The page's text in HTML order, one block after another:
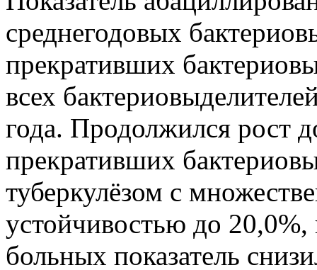
среднегодовых
прекративших
всех
года. Продолжился рост
прекративших
туберкулёзом с
устойчивостью до
больных показатель